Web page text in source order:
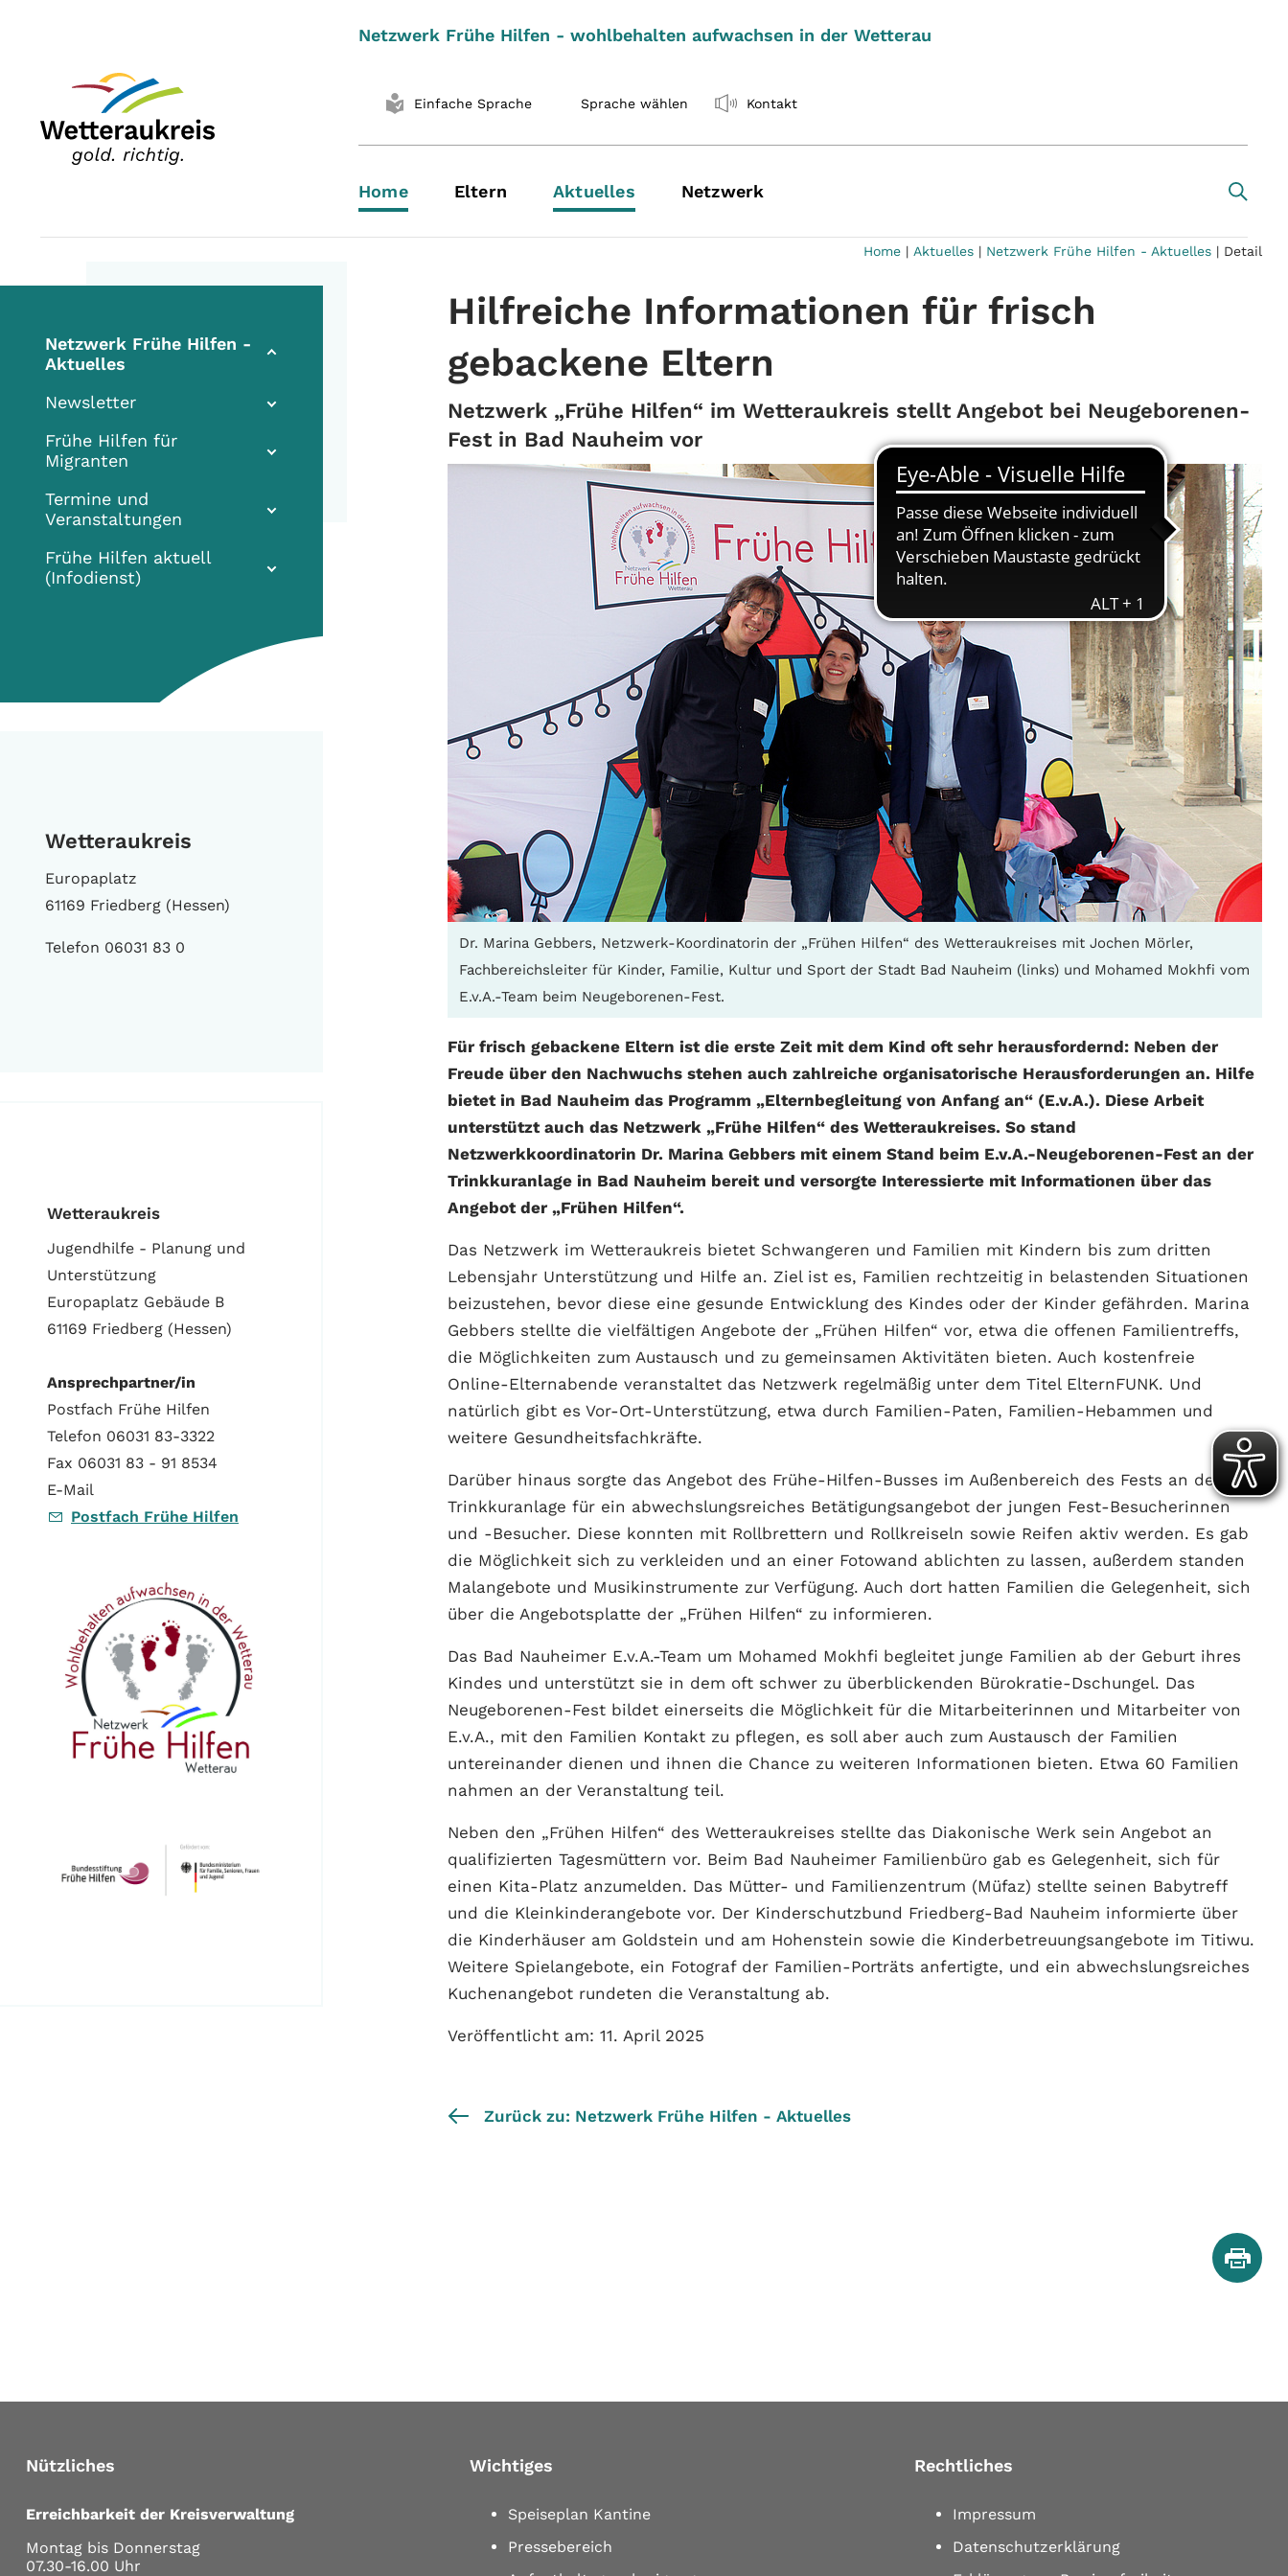
Netzwerk Frühe Hilfen - wohlbehalten aufwachsen in der Wetterau
Einfache Sprache Sprache wählen Kontakt
Home Eltern Aktuelles Netzwerk
Netzwerk Frühe Hilfen -
Aktuelles
Newsletter
Frühe Hilfen für
Migranten
Termine und
Veranstaltungen
Frühe Hilfen aktuell
(Infodienst)
Wetteraukreis
Europaplatz
61169 Friedberg (Hessen)
Telefon 06031 83 0
Wetteraukreis
Jugendhilfe - Planung und
Unterstützung
Europaplatz Gebäude B
61169 Friedberg (Hessen)
Ansprechpartner/in
Postfach Frühe Hilfen
Telefon 06031 83-3322
Fax 06031 83 - 91 8534
E-Mail
Postfach Frühe Hilfen
Home| Aktuelles| Netzwerk Frühe Hilfen - Aktuelles| Detail
Hilfreiche Informationen für frisch
gebackene Eltern
Netzwerk „Frühe Hilfen“ im Wetteraukreis stellt Angebot bei Neugeborenen-
Fest in Bad Nauheim vor
Dr. Marina Gebbers, Netzwerk-Koordinatorin der „Frühen Hilfen“ des Wetteraukreises mit Jochen Mörler,
Fachbereichsleiter für Kinder, Familie, Kultur und Sport der Stadt Bad Nauheim (links) und Mohamed Mokhfi vom
E.v.A.-Team beim Neugeborenen-Fest.
Für frisch gebackene Eltern ist die erste Zeit mit dem Kind oft sehr herausfordernd: Neben der
Freude über den Nachwuchs stehen auch zahlreiche organisatorische Herausforderungen an. Hilfe
bietet in Bad Nauheim das Programm „Elternbegleitung von Anfang an“ (E.v.A.). Diese Arbeit
unterstützt auch das Netzwerk „Frühe Hilfen“ des Wetteraukreises. So stand
Netzwerkkoordinatorin Dr. Marina Gebbers mit einem Stand beim E.v.A.-Neugeborenen-Fest an der
Trinkkuranlage in Bad Nauheim bereit und versorgte Interessierte mit Informationen über das
Angebot der „Frühen Hilfen“.
Das Netzwerk im Wetteraukreis bietet Schwangeren und Familien mit Kindern bis zum dritten
Lebensjahr Unterstützung und Hilfe an. Ziel ist es, Familien rechtzeitig in belastenden Situationen
beizustehen, bevor diese eine gesunde Entwicklung des Kindes oder der Kinder gefährden. Marina
Gebbers stellte die vielfältigen Angebote der „Frühen Hilfen“ vor, etwa die offenen Familientreffs,
die Möglichkeiten zum Austausch und zu gemeinsamen Aktivitäten bieten. Auch kostenfreie
Online-Elternabende veranstaltet das Netzwerk regelmäßig unter dem Titel ElternFUNK. Und
natürlich gibt es Vor-Ort-Unterstützung, etwa durch Familien-Paten, Familien-Hebammen und
weitere Gesundheitsfachkräfte.
Darüber hinaus sorgte das Angebot des Frühe-Hilfen-Busses im Außenbereich des Fests an der
Trinkkuranlage für ein abwechslungsreiches Betätigungsangebot der jungen Fest-Besucherinnen
und -Besucher. Diese konnten mit Rollbrettern und Rollkreiseln sowie Reifen aktiv werden. Es gab
die Möglichkeit sich zu verkleiden und an einer Fotowand ablichten zu lassen, außerdem standen
Malangebote und Musikinstrumente zur Verfügung. Auch dort hatten Familien die Gelegenheit, sich
über die Angebotsplatte der „Frühen Hilfen“ zu informieren.
Das Bad Nauheimer E.v.A.-Team um Mohamed Mokhfi begleitet junge Familien ab der Geburt ihres
Kindes und unterstützt sie in dem oft schwer zu überblickenden Bürokratie-Dschungel. Das
Neugeborenen-Fest bildet einerseits die Möglichkeit für die Mitarbeiterinnen und Mitarbeiter von
E.v.A., mit den Familien Kontakt zu pflegen, es soll aber auch zum Austausch der Familien
untereinander dienen und ihnen die Chance zu weiteren Informationen bieten. Etwa 60 Familien
nahmen an der Veranstaltung teil.
Neben den „Frühen Hilfen“ des Wetteraukreises stellte das Diakonische Werk sein Angebot an
qualifizierten Tagesmüttern vor. Beim Bad Nauheimer Familienbüro gab es Gelegenheit, sich für
einen Kita-Platz anzumelden. Das Mütter- und Familienzentrum (Müfaz) stellte seinen Babytreff
und die Kleinkinderangebote vor. Der Kinderschutzbund Friedberg-Bad Nauheim informierte über
die Kinderhäuser am Goldstein und am Hohenstein sowie die Kinderbetreuungsangebote im Titiwu.
Weitere Spielangebote, ein Fotograf der Familien-Porträts anfertigte, und ein abwechslungsreiches
Kuchenangebot rundeten die Veranstaltung ab.
Veröffentlicht am: 11. April 2025
Zurück zu: Netzwerk Frühe Hilfen - Aktuelles
Nützliches
Erreichbarkeit der Kreisverwaltung
Montag bis Donnerstag
07.30-16.00 Uhr
Wichtiges
Speiseplan Kantine
Pressebereich
Rechtliches
Impressum
Datenschutzerklärung